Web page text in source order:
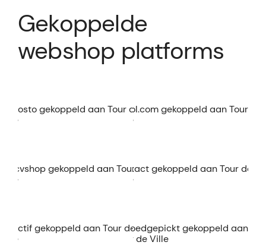
Gekoppelde
webshop platforms